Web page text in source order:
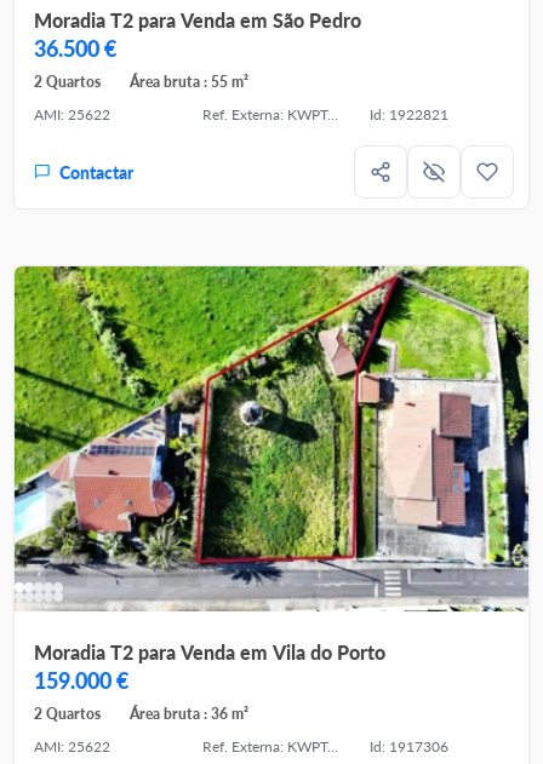
Moradia T2 para Venda em São Pedro
36.500 €
2 Quartos
Área bruta : 55 m²
AMI: 25622
Ref. Externa: KWPT-031889 Id: 1922821
Contactar
Moradia T2 para Venda em Vila do Porto
159.000 €
2 Quartos
Área bruta : 36 m²
AMI: 25622
Ref. Externa: KWPT-033471 Id: 1917306